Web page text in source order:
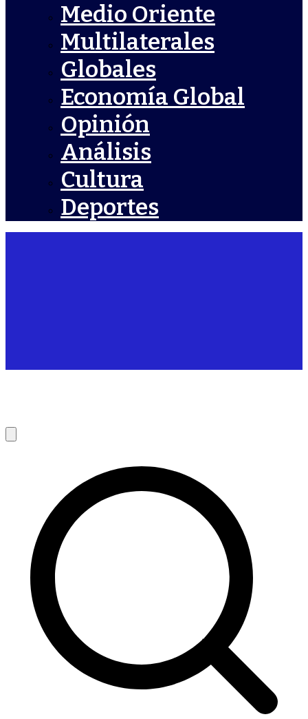
Medio Oriente
Multilaterales
Globales
Economía Global
Opinión
Análisis
Cultura
Deportes